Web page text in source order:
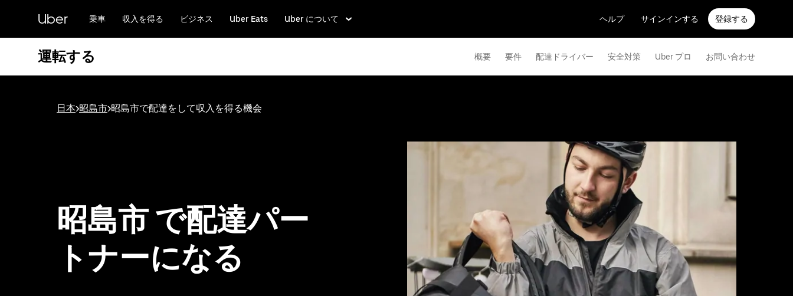
ン
Uber 乗車 収入を得る ビジネス Uber Eats Uber について ヘルプ サインインする 登録する
運転する 概要 要件 配達ドライバー 安全対策 Uber プロ お問い合わせ
日本>昭島市>昭島市で配達をして収入を得る機会
昭島市 で配達パー
トナーになる